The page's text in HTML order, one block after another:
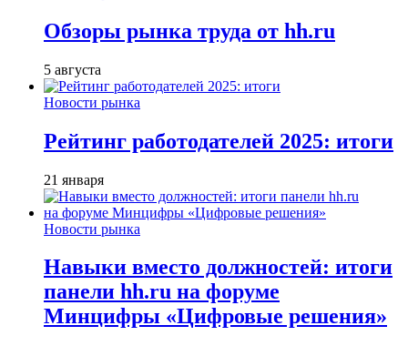
Обзоры рынка труда от hh.ru
5 августа
Новости рынка
Рейтинг работодателей 2025: итоги
21 января
Новости рынка
Навыки вместо должностей: итоги
панели hh.ru на форуме
Минцифры «Цифровые решения»